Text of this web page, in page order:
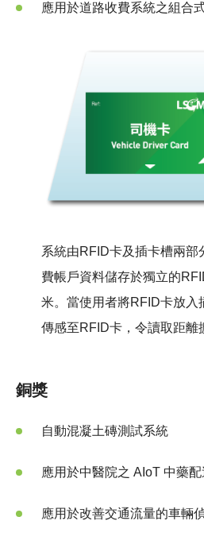
應用於道路收費系統之組合
系統由RFID卡及插卡槽兩
費帳戶資料儲存於獨立的
米。當使用者將RFID卡放入
傳感至RFID卡，令讀取距離
銅獎
自動混凝土磚測試系統
應用於中醫院之 AIoT 中藥
應用於改善交通流量的車輛